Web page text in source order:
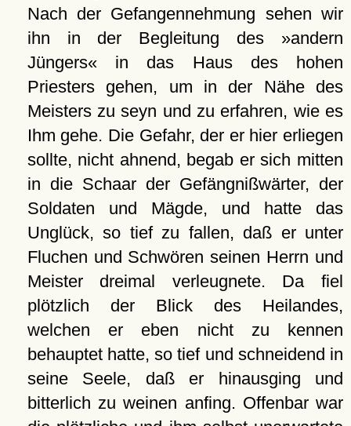
Nach der Gefangennehmung sehen wir
ihn in der Begleitung des »andern
Jüngers« in das Haus des hohen
Priesters gehen, um in der Nähe des
Meisters zu seyn und zu erfahren, wie es
Ihm gehe. Die Gefahr, der er hier erliegen
sollte, nicht ahnend, begab er sich mitten
in die Schaar der Gefängnißwärter, der
Soldaten und Mägde, und hatte das
Unglück, so tief zu fallen, daß er unter
Fluchen und Schwören seinen Herrn und
Meister dreimal verleugnete. Da fiel
plötzlich der Blick des Heilandes,
welchen er eben nicht zu kennen
behauptet hatte, so tief und schneidend in
seine Seele, daß er hinausging und
bitterlich zu weinen anfing. Offenbar war